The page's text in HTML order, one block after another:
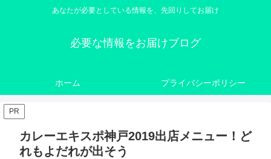
あなたが必要としている情報を、先回りしてお届け
必要な情報をお届けブログ
ホーム プライバシーポリシー
PR
カレーエキスポ神戸2019出店メニュー！ど
れもよだれが出そう